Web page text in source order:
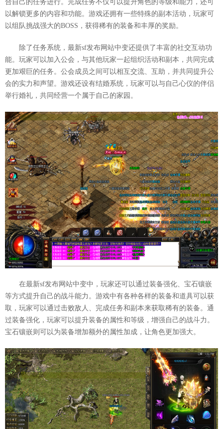
合自己的任务进行。完成任务不仅可以提升角色的等级和能力，还可
以解锁更多的内容和功能。游戏还拥有一些特殊的副本活动，玩家可
以组队挑战强大的BOSS，获得稀有的装备和丰厚的奖励。
除了任务系统，最新sf发布网站中变还提供了丰富的社交互动功
能。玩家可以加入公会，与其他玩家一起组织活动和副本，共同完成
更加艰巨的任务。公会成员之间可以相互交流、互助，并共同提升公
会的实力和声望。游戏还设有结婚系统，玩家可以与自己心仪的伴侣
举行婚礼，共同经营一个属于自己的家园。
在最新sf发布网站中变中，玩家还可以通过装备强化、宝石镶嵌
等方式提升自己的战斗能力。游戏中有各种各样的装备和道具可以获
取，玩家可以通过击败敌人、完成任务和副本来获取稀有的装备。通
过装备强化，玩家可以提升装备的属性和等级，增强自己的战斗力。
宝石镶嵌则可以为装备增加额外的属性加成，让角色更加强大。